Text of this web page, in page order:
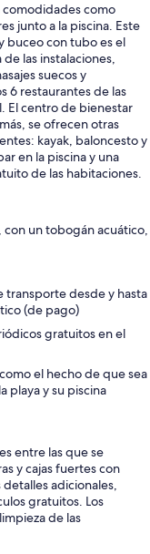
comodidades como
junto a la piscina. Este
buceo con tubo es el
las instalaciones,
suecos y
6 restaurantes de las
El centro de bienestar
se ofrecen otras
kayak, baloncesto y
en la piscina y una
de las habitaciones.
con un tobogán acuático,
transporte desde y hasta
(de pago)
gratuitos en el
el hecho de que sea
playa y su piscina
entre las que se
y cajas fuertes con
adicionales,
gratuitos. Los
de las